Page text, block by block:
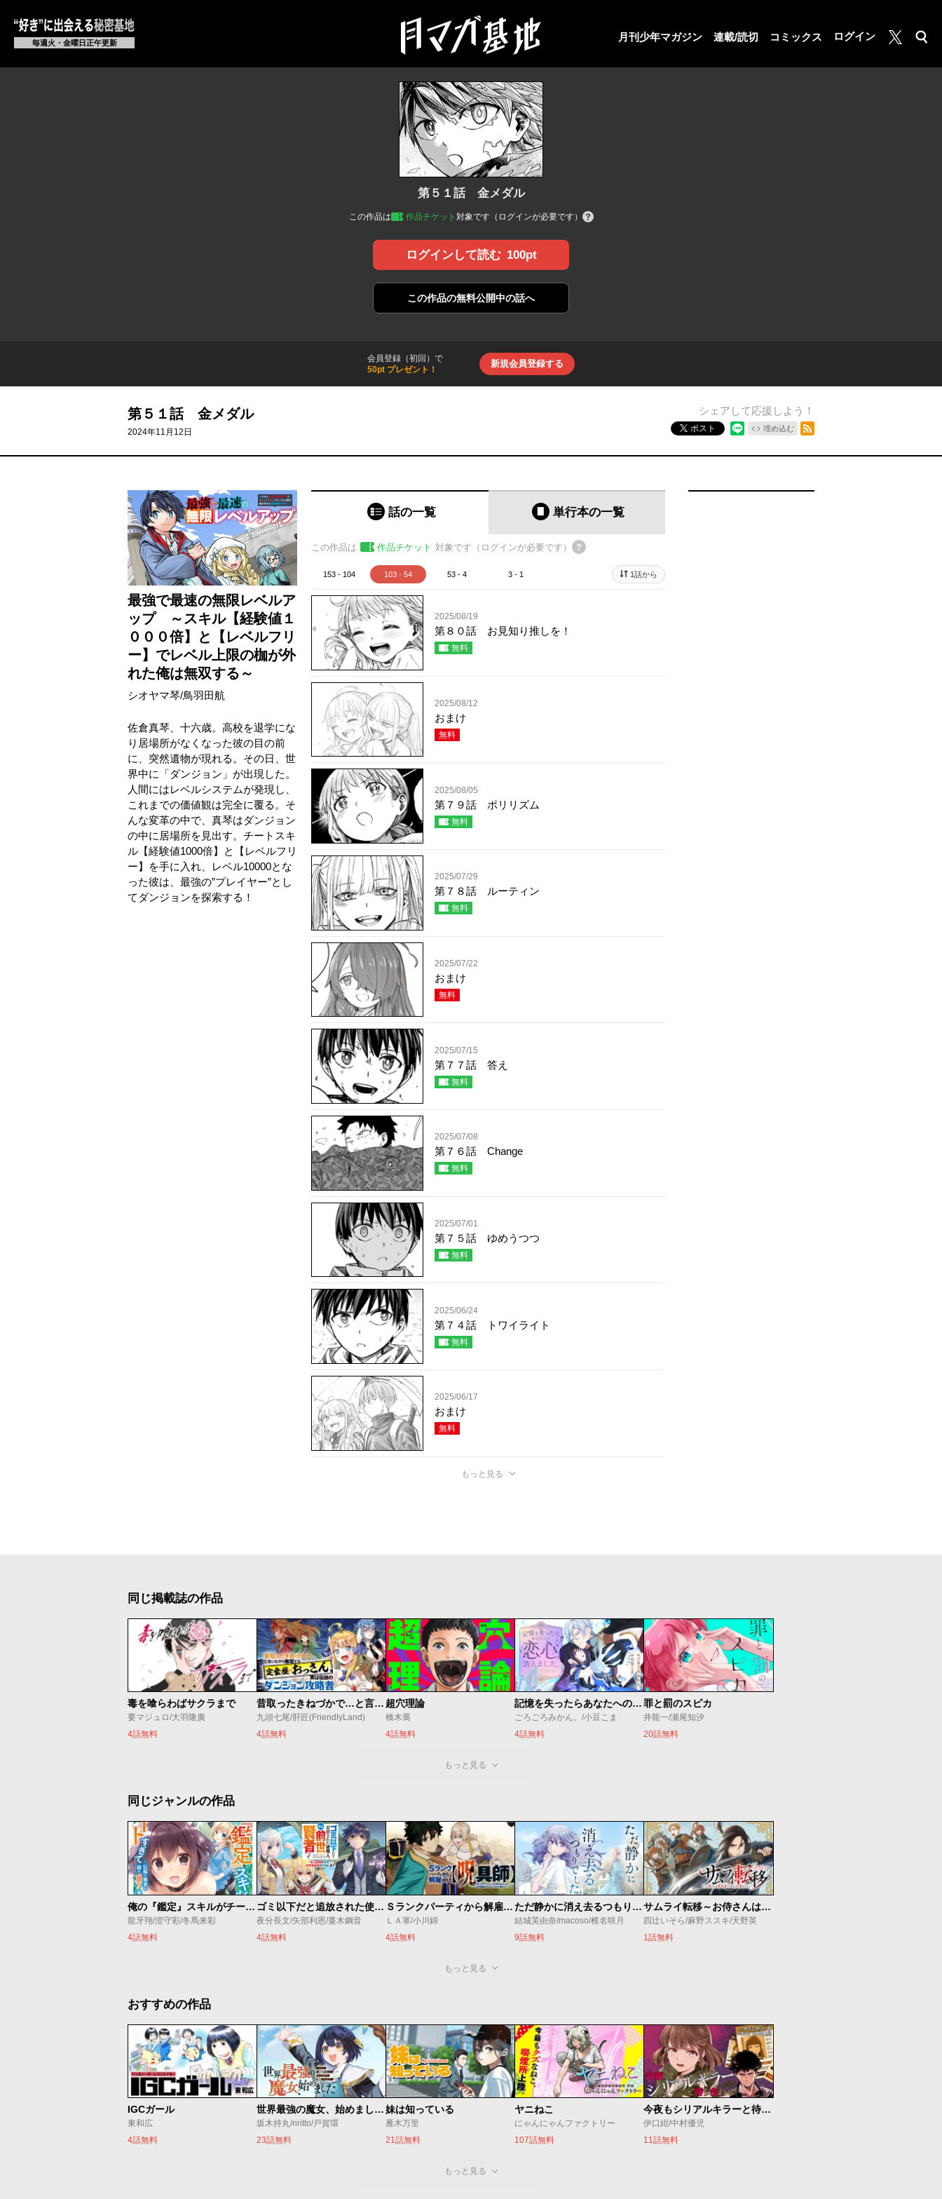
毎週火・金曜日正午更新
月刊少年マガジン 連載/読切 コミックス ログイン
月マガ基地
検索
第５１話 金メダル
この作品は 作品チケット 対象です（ログインが必要です）
ログインして読む 100pt
この作品の無料公開中の話へ
会員登録（初回）で
50pt プレゼント！
新規会員登録する
第５１話 金メダル
2024年11月12日
シェアして応援しよう！
ポスト 埋め込む
最強で最速の無限レベルア
ップ ～スキル【経験値１
０００倍】と【レベルフリ
ー】でレベル上限の枷が外
れた俺は無双する～
シオヤマ琴/鳥羽田航
佐倉真琴、十六歳。高校を退学にな
り居場所がなくなった彼の目の前
に、突然遺物が現れる。その日、世
界中に「ダンジョン」が出現した。
人間にはレベルシステムが発現し、
これまでの価値観は完全に覆る。そ
んな変革の中で、真琴はダンジョン
の中に居場所を見出す。チートスキ
ル【経験値1000倍】と【レベルフリ
ー】を手に入れ、レベル10000とな
った彼は、最強の”プレイヤー”とし
てダンジョンを探索する！
話の一覧 単行本の一覧
この作品は 作品チケット 対象です（ログインが必要です）
153 - 104 103 - 54 53 - 4 3 - 1 1話から
2025/08/19
第８０話 お見知り推しを！
無料
2025/08/12
おまけ
無料
2025/08/05
第７９話 ポリリズム
無料
2025/07/29
第７８話 ルーティン
無料
2025/07/22
おまけ
無料
2025/07/15
第７７話 答え
無料
2025/07/08
第７６話 Change
無料
2025/07/01
第７５話 ゆめうつつ
無料
2025/06/24
第７４話 トワイライト
無料
2025/06/17
おまけ
無料
もっと見る
同じ掲載誌の作品
毒を喰らわばサクラまで
要マジュロ/大羽隆廣
4話無料
昔取ったきねづかで…と言いながら無双する定食屋のおっさん、実は伝説のダンジョン攻略者
九頭七尾/肝匠(FriendlyLand)
4話無料
超穴理論
橋木喬
4話無料
記憶を失ったらあなたへの恋心も消えました。
ごろごろみかん。/小豆こま
4話無料
罪と罰のスピカ
井龍一/瀬尾知汐
20話無料
もっと見る
同じジャンルの作品
俺の『鑑定』スキルがチートすぎて
龍牙翔/澄守彩/冬馬来彩
4話無料
ゴミ以下だと追放された使用人、実は前世賢者です ～史上最強の賢者、世界最高峰の学園に通う～
夜分長文/矢部利恩/蔓木鋼音
4話無料
Ｓランクパーティから解雇された【呪具師】～『呪いのアイテム』しか作れませんが、その性能はアーティファクト級なり……！～
ＬＡ軍/小川錦
4話無料
ただ静かに消え去るつもりでした
結城芙由奈/macoso/椎名咲月
9話無料
サムライ転移～お侍さんは異世界でもあんまり変わらない～
四辻いそら/麻野ススキ/天野英
1話無料
もっと見る
おすすめの作品
IGCガール
東和広
4話無料
世界最強の魔女、始めました ～私だけ『攻略サイト』を見れる世界で自由に生きます～
坂木持丸/riritto/戸賀環
23話無料
妹は知っている
雁木万里
21話無料
ヤニねこ
にゃんにゃんファクトリー
107話無料
今夜もシリアルキラーと待ち合わせ
伊口紺/中村優児
11話無料
もっと見る